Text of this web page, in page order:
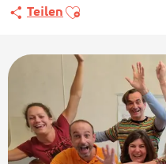
Teilen Ajouter aux favoris